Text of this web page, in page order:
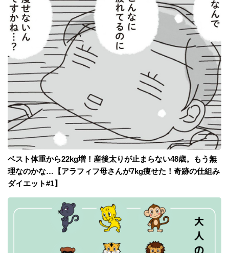
ベスト体重から22kg増！産後太りが止まらない48歳。もう無
理なのかな…【アラフィフ母さんが7kg痩せた！奇跡の仕組み
ダイエット#1】